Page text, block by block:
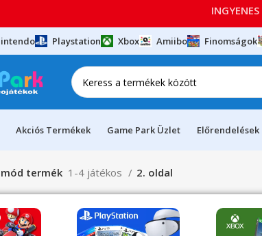
Playstation Xbox Amiibo Finomságok
Akciós Termékek Game Park Üzlet Előrendelések
mód termék 1-4 játékos 2. oldal